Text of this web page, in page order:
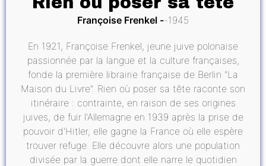
Françoise Frenkel 1945
En 1921, Françoise Frenkel, jeune juive polonaise
passionnée par la langue et la culture françaises,
fonde la première librairie française de Berlin "La
Maison du Livre". Rien où poser sa tête raconte son
itinéraire : contrainte, en raison de ses origines
juives, de fuir l'Allemagne en 1939 après la prise de
pouvoir d'Hitler, elle gagne la France où elle espère
trouver refuge. Elle découvre alors une population
divisée par la guerre dont elle narre le quotidien